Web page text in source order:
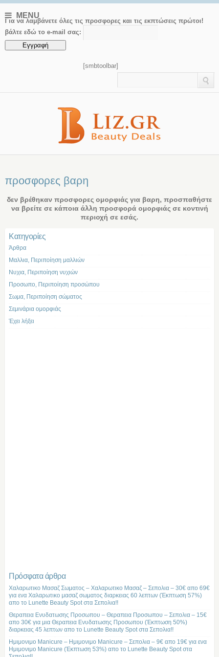
MENU
Για να λαμβάνετε όλες τις προσφορες και τις εκπτώσεις πρώτοι!
βάλτε εδώ το e-mail σας:
[smbtoolbar]
προσφορες βαρη
δεν βρέθηκαν προσφορες ομορφιάς για βαρη, προσπαθήστε
να βρείτε σε κάποια άλλη προσφορά ομορφιάς σε κοντινή
περιοχή σε εσάς.
Kατηγορίες
Άρθρα
Μαλλια, Περιποίηση μαλλιών
Νυχια, Περιποίηση νυχιών
Προσωπο, Περιποίηση προσώπου
Σωμα, Περιποίηση σώματος
Σεμινάρια ομορφιάς
Έχει λήξει
Πρόσφατα άρθρα
Χαλαρωτικο Μασαζ Σωματος – Χαλαρωτικο Μασαζ – Σεπολια – 30€ απο 69€
για ενα Χαλαρωτικο μασαζ σωματος διαρκειας 60 λεπτων (Έκπτωση 57%)
απο το Lunette Beauty Spot στα Σεπολια!!
Θεραπεια Ενυδατωσης Προσωπου – Θεραπεια Προσωπου – Σεπολια – 15€
απο 30€ για μια Θεραπεια Ενυδατωσης Προσωπου (Έκπτωση 50%)
διαρκειας 45 λεπτων απο το Lunette Beauty Spot στα Σεπολια!!
Ημιμονιμο Manicure – Ημιμονιμο Manicure – Σεπολια – 9€ απο 19€ για ενα
Ημιμονιμο Manicure (Έκπτωση 53%) απο το Lunette Beauty Spot στα